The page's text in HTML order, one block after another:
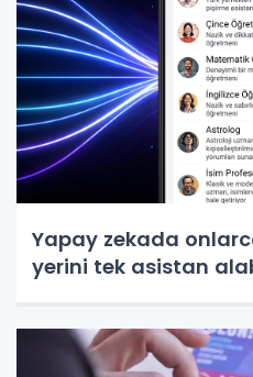
Yapay zekada
yerini tek asistan